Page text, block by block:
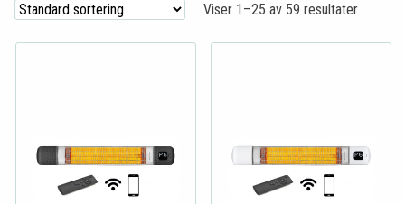
Viser 1–25 av 59 resultater